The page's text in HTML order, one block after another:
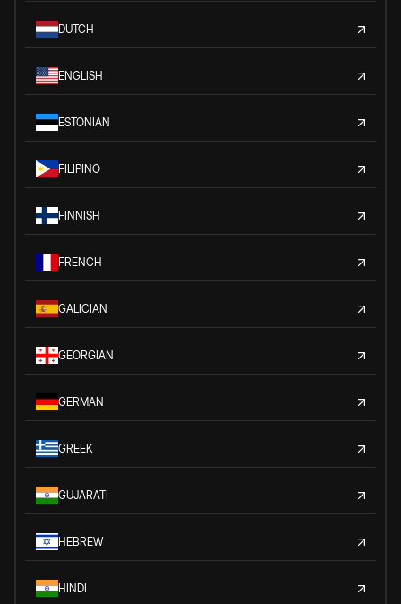
DUTCH
ENGLISH
ESTONIAN
FILIPINO
FINNISH
FRENCH
GALICIAN
GEORGIAN
GERMAN
GREEK
GUJARATI
HEBREW
HINDI